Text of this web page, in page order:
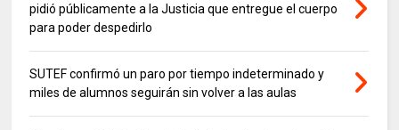
pidió públicamente a la Justicia que entregue el cuerpo
para poder despedirlo
SUTEF confirmó un paro por tiempo indeterminado y
miles de alumnos seguirán sin volver a las aulas